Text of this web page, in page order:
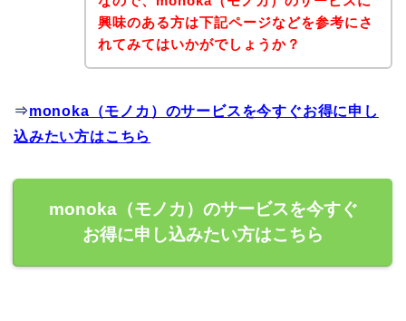
興味のある方は下記ページなどを参考にさ
れてみてはいかがでしょうか？
⇒monoka（モノカ）のサービスを今すぐお得に申し
込みたい方はこちら
monoka（モノカ）のサービスを今すぐ
お得に申し込みたい方はこちら